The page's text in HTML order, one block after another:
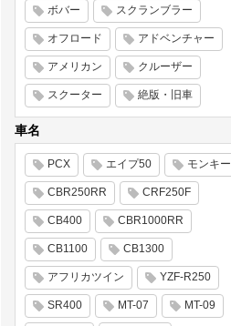
ボバー スクランブラー
オフロード アドベンチャー
アメリカン クルーザー
スクーター 絶版・旧車
車名
PCX エイプ50 モンキー
CBR250RR CRF250F
CB400 CBR1000RR
CB1100 CB1300
アフリカツイン YZF-R250
SR400 MT-07 MT-09